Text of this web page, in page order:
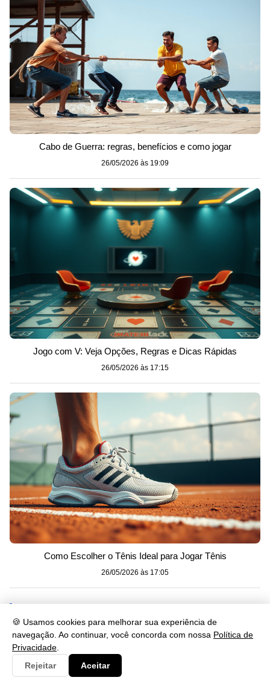
🍪 Usamos cookies para melhorar sua experiência de
navegação. Ao continuar, você concorda com nossa Política de
Privacidade
Rejeitar
Aceitar
Cabo de Guerra: regras, benefícios e como jogar
26/05/2026 às 19:09
Jogo com V: Veja Opções, Regras e Dicas Rápidas
26/05/2026 às 17:15
Como Escolher o Tênis Ideal para Jogar Tênis
26/05/2026 às 17:05